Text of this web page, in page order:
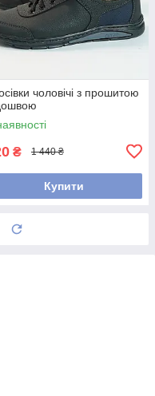
чоловічі з прошитою
₴ 1 440 ₴
Купити